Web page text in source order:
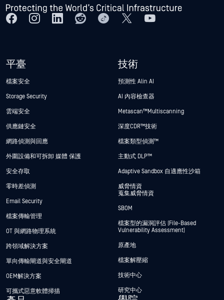
平臺
檔案安全
Storage Security
雲端安全
供應鏈安全
網路偵測與回應
外圍設備和可拆卸 媒體 保護
安全存取
零時差偵測
Email Security
檔案傳輸管理
OT 與網路物理系統
跨領域解決方案
單向傳輸閘道與安全閘道
OEM解決方案
可攜式惡意軟體掃描
技術
預測性 Alin AI
AI 內容檢查器
Metascan™ Multiscanning
深度CDR™技術
檔案類型偵測™
主動式 DLP™
Adaptive Sandbox 自適應性沙箱
威脅情資
蒐集威脅情資
SBOM
檔案型的漏洞評估 (File-Based
Vulnerability Assessment)
原產地
檔案解壓縮
技術中心
研究中心